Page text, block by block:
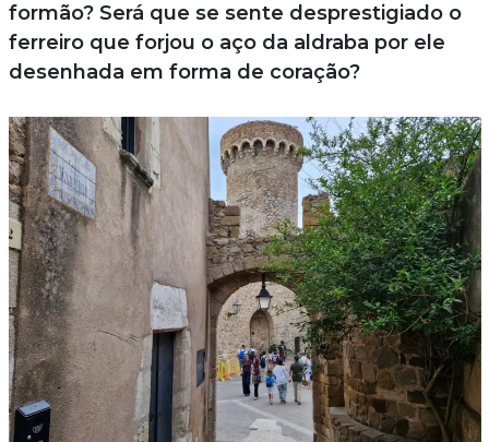
formão? Será que se sente desprestigiado o
ferreiro que forjou o aço da aldraba por ele
desenhada em forma de coração?